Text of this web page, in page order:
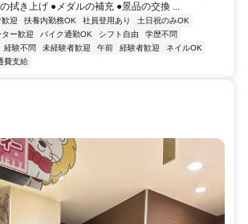
拭き上げ ●メダルの補充 ●景品の交換 ...
迎 扶養内勤務OK 社員登用あり
土日祝のみOK
ター歓迎 バイク通勤OK シフト自由
学歴不問
経験不問 未経験者歓迎 午前 経験者歓迎
ネイルOK
費支給